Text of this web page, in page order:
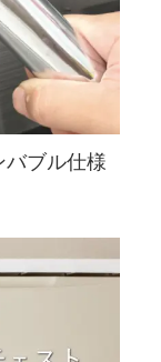
バブル仕様